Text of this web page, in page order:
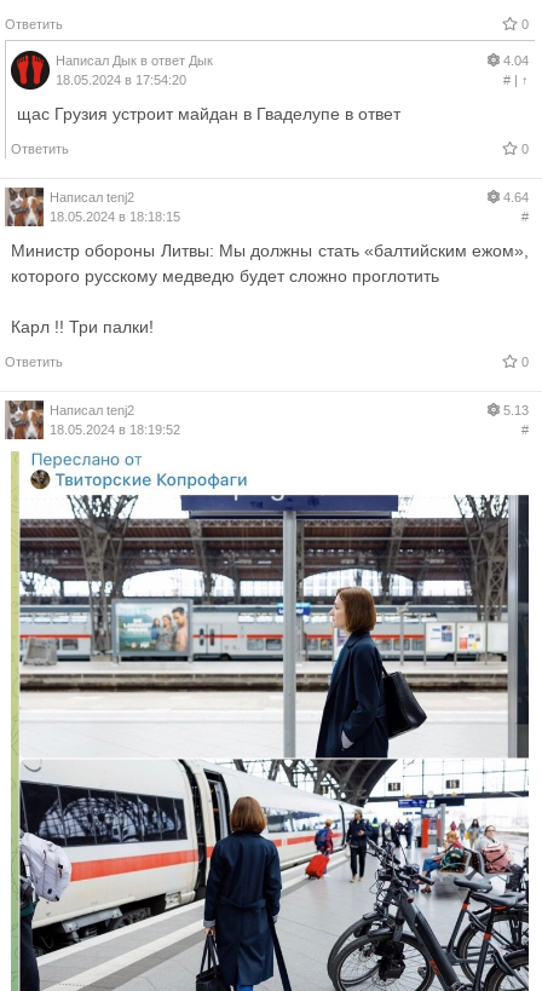
Ответить 0
Написал Дык в ответ Дык
18.05.2024 в 17:54:20
4.04
#| ↑
щас Грузия устроит майдан в Гваделупе в ответ
Ответить 0
Написал tenj2
18.05.2024 в 18:18:15
4.64
#
Министр обороны Литвы: Мы должны стать «балтийским ежом»,
которого русскому медведю будет сложно проглотить
Карл !! Три палки!
Ответить 0
Написал tenj2
18.05.2024 в 18:19:52
5.13
#